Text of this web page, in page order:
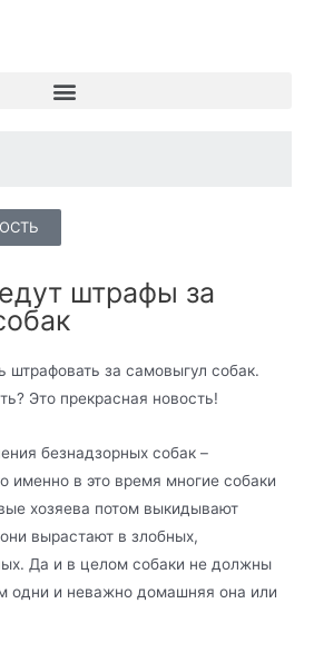
штрафы за
штрафовать за самовыгул собак.
Это прекрасная новость!
безнадзорных собак –
именно в это время многие собаки
хозяева потом выкидывают
вырастают в злобных,
Да и в целом собаки не должны
одни и неважно домашняя она или